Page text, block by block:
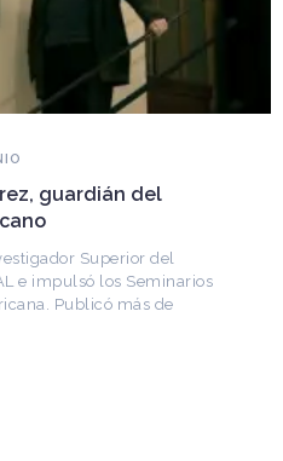
guardián del
Superior del
e impulsó los Seminarios
Publicó más de